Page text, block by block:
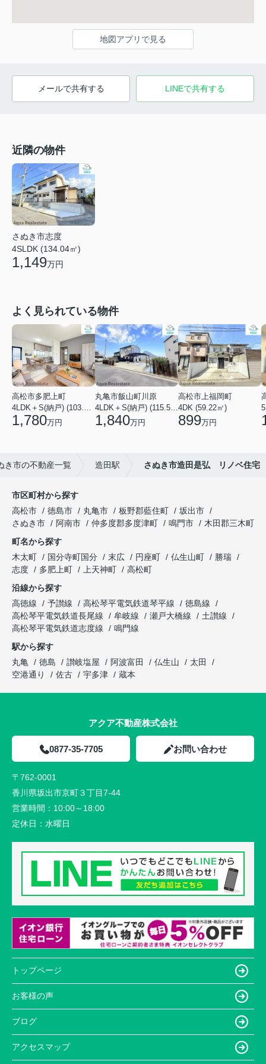
地図アプリで見る
メールで共有する LINEで共有する
近隣の物件
さぬき市志度
4SLDK (134.04㎡)
1,149万円
よく見られている物件
高松市多肥上町
4LDK＋S(納戸) (103.51㎡)
1,780万円
丸亀市飯山町川原
4LDK＋S(納戸) (115.52㎡)
1,840万円
高松市上福岡町
4DK (59.22㎡)
899万円
き市の不動産一覧 造田駅 さぬき市造田是弘 リノベ住宅
市区町村から探す
高松市
徳島市 丸亀市 板野郡藍住町
坂出市
さぬき市
阿南市 仲多度郡多度津町 鳴門市
木田郡三木町
町名から探す
木太町
国分寺町国分 末広 円座町 仏生山町
勝瑞
志度
多肥上町 上天神町
高松町
沿線から探す
高徳線
予讃線 高松琴平電気鉄道琴平線
徳島線
高松琴平電気鉄道長尾線
牟岐線 瀬戸大橋線
土讃線
高松琴平電気鉄道志度線
鳴門線
駅から探す
丸亀
徳島 讃岐塩屋 阿波富田 仏生山
太田
空港通り
佐古 宇多津 蔵本
アクア不動産株式会社
0877-35-7705 お問い合わせ
〒762-0001
香川県坂出市京町３丁目7-44
営業時間： 10:00～18:00
定休日： 水曜日
トップページ
お客様の声
ブログ
アクセスマップ